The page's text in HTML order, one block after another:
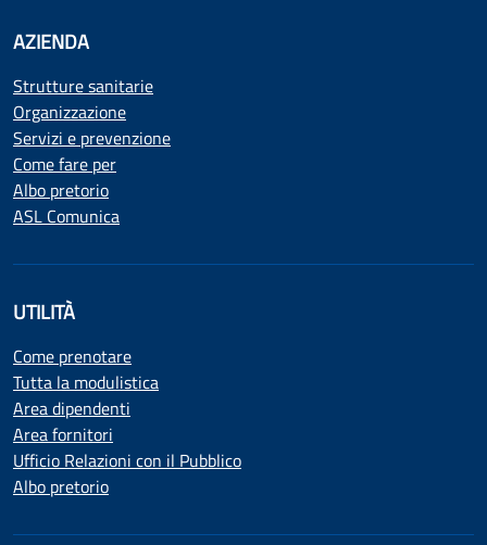
AZIENDA
Strutture sanitarie
Organizzazione
Servizi e prevenzione
Come fare per
Albo pretorio
ASL Comunica
UTILITÀ
Come prenotare
Tutta la modulistica
Area dipendenti
Area fornitori
Ufficio Relazioni con il Pubblico
Albo pretorio